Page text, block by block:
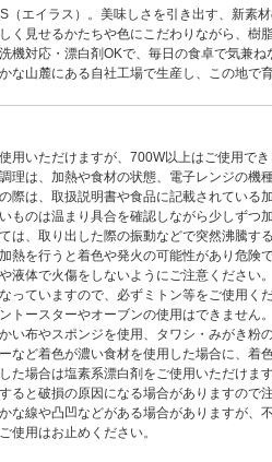
（エイラス）。美味しさを引き出す、新素材
く見せるかたちや色にこだわりながら、樹
機対応・漂白剤OKで、毎日の食卓で気兼ね
な山麓にある自社工場で生産し、この地で
用いただけますが、700W以上はご使用でき
理は、加熱や食材の状態、電子レンジの機
際は、取扱説明書や食品に記載されている
ものは温まり具合を確認しながら少しずつ
は、取り出した際の振動などで突然沸騰
熱を行うと着色や発火の可能性があり危険
液体で火傷をしないようにご注意ください。
っていますので、必ずミトン等をご使用くだ
トースターやオーブンの使用はできません。
い布やスポンジを使用、タワシ・みがき粉
など着色が濃い食材を使用した場合に、着
た場合は塩素系漂白剤をご使用いただけます
ると破損の原因になる場合がありますので
な線や凸凹などがある場合がありますが、
使用はお止めください。